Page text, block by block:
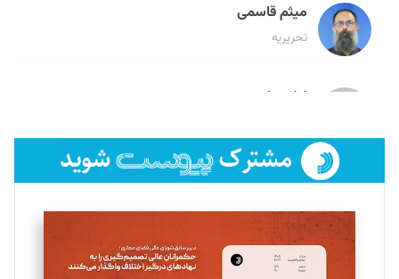
میثم قاسمی
تحریریه
لیلا حنارود
فائزه فتحی رستمی
تحریریه
سروش کرمیان